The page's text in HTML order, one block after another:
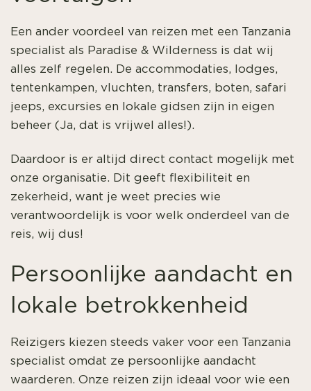
Een ander voordeel van reizen met een Tanzania
specialist als Paradise & Wilderness is dat wij
alles zelf regelen. De accommodaties, lodges,
tentenkampen, vluchten, transfers, boten, safari
jeeps, excursies en lokale gidsen zijn in eigen
beheer (Ja, dat is vrijwel alles!).
Daardoor is er altijd direct contact mogelijk met
onze organisatie. Dit geeft flexibiliteit en
zekerheid, want je weet precies wie
verantwoordelijk is voor welk onderdeel van de
reis, wij dus!
Persoonlijke aandacht en
lokale betrokkenheid
Reizigers kiezen steeds vaker voor een Tanzania
specialist omdat ze persoonlijke aandacht
waarderen. Onze reizen zijn ideaal voor wie een